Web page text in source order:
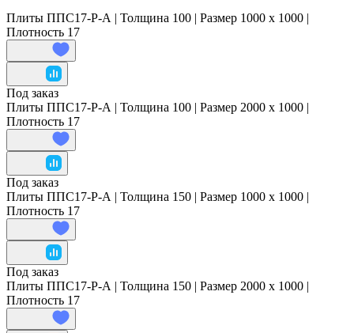
Плиты ППС17-Р-А | Толщина 100 | Размер 1000 x 1000 |
Плотность 17
Под заказ
Плиты ППС17-Р-А | Толщина 100 | Размер 2000 x 1000 |
Плотность 17
Под заказ
Плиты ППС17-Р-А | Толщина 150 | Размер 1000 x 1000 |
Плотность 17
Под заказ
Плиты ППС17-Р-А | Толщина 150 | Размер 2000 x 1000 |
Плотность 17